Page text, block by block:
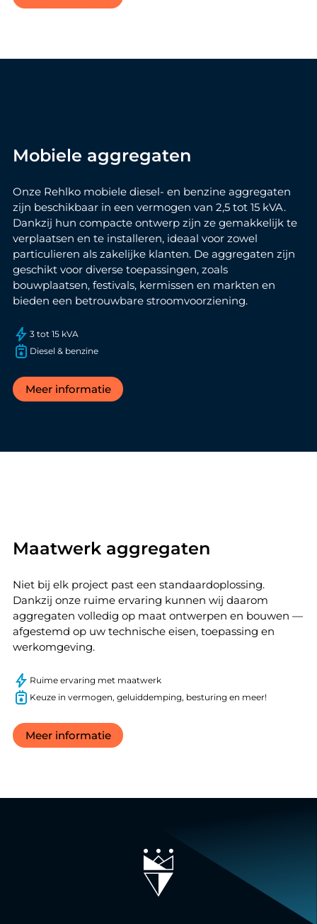
Mobiele aggregaten
Onze Rehlko mobiele diesel- en benzine aggregaten
zijn beschikbaar in een vermogen van 2,5 tot 15 kVA.
Dankzij hun compacte ontwerp zijn ze gemakkelijk te
verplaatsen en te installeren, ideaal voor zowel
particulieren als zakelijke klanten. De aggregaten zijn
geschikt voor diverse toepassingen, zoals
bouwplaatsen, festivals, kermissen en markten en
bieden een betrouwbare stroomvoorziening.
3 tot 15 kVA
Diesel & benzine
Meer informatie
Maatwerk aggregaten
Niet bij elk project past een standaardoplossing.
Dankzij onze ruime ervaring kunnen wij daarom
aggregaten volledig op maat ontwerpen en bouwen —
afgestemd op uw technische eisen, toepassing en
werkomgeving.
Ruime ervaring met maatwerk
Keuze in vermogen, geluiddemping, besturing en meer!
Meer informatie